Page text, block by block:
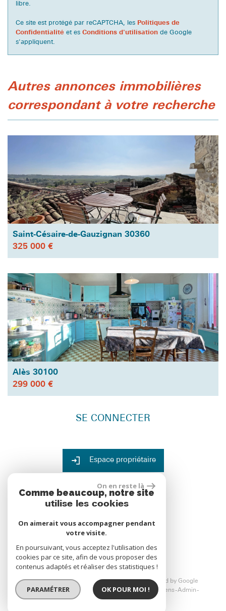
libre.
Ce site est protégé par reCAPTCHA, les Politiques de
Confidentialité et es Conditions d'utilisation de Google
s'appliquent.
autres annonces immobilières
correspondant à votre recherche
Saint-Césaire-de-Gauzignan 30360
325 000 €
Alès 30100
299 000 €
ADHÉRENTS
SE CONNECTER
Espace propriétaire
réalisé par
© 2026 | Tous droits réservés | Traduction powered by Google
Plan du site
Mentions légales Nos honoraires Liens Admin
Toutes nos annonces Politique RGPD
On en reste là
Comme beaucoup, notre site
utilise les cookies
On aimerait vous accompagner pendant
votre visite.
En poursuivant, vous acceptez l'utilisation des
cookies par ce site, afin de vous proposer des
contenus adaptés et réaliser des statistiques !
PARAMÉTRER OK POUR MOI !